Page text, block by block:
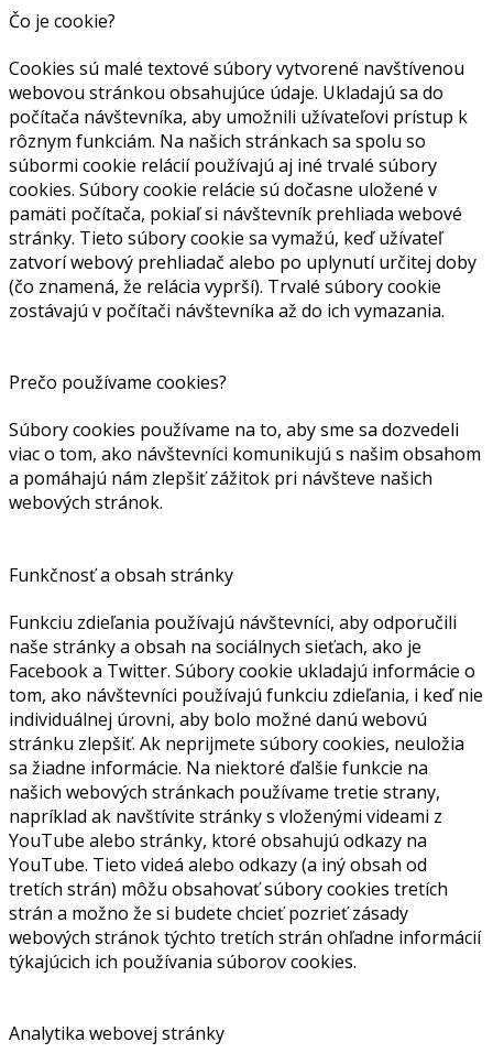
Čo je cookie?
Cookies sú malé textové súbory vytvorené navštívenou
webovou stránkou obsahujúce údaje. Ukladajú sa do
počítača návštevníka, aby umožnili užívateľovi prístup k
rôznym funkciám. Na našich stránkach sa spolu so
súbormi cookie relácií používajú aj iné trvalé súbory
cookies. Súbory cookie relácie sú dočasne uložené v
pamäti počítača, pokiaľ si návštevník prehliada webové
stránky. Tieto súbory cookie sa vymažú, keď užívateľ
zatvorí webový prehliadač alebo po uplynutí určitej doby
(čo znamená, že relácia vyprší). Trvalé súbory cookie
zostávajú v počítači návštevníka až do ich vymazania.
Prečo používame cookies?
Súbory cookies používame na to, aby sme sa dozvedeli
viac o tom, ako návštevníci komunikujú s našim obsahom
a pomáhajú nám zlepšiť zážitok pri návšteve našich
webových stránok.
Funkčnosť a obsah stránky
Funkciu zdieľania používajú návštevníci, aby odporučili
naše stránky a obsah na sociálnych sieťach, ako je
Facebook a Twitter. Súbory cookie ukladajú informácie o
tom, ako návštevníci používajú funkciu zdieľania, i keď nie
individuálnej úrovni, aby bolo možné danú webovú
stránku zlepšiť. Ak neprijmete súbory cookies, neuložia
sa žiadne informácie. Na niektoré ďalšie funkcie na
našich webových stránkach používame tretie strany,
napríklad ak navštívite stránky s vloženými videami z
YouTube alebo stránky, ktoré obsahujú odkazy na
YouTube. Tieto videá alebo odkazy (a iný obsah od
tretích strán) môžu obsahovať súbory cookies tretích
strán a možno že si budete chcieť pozrieť zásady
webových stránok týchto tretích strán ohľadne informácií
týkajúcich ich používania súborov cookies.
Analytika webovej stránky